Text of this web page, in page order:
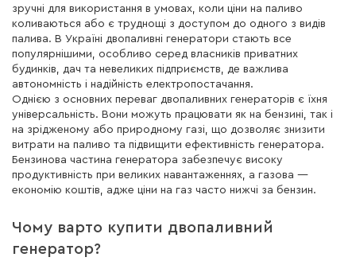
зручні для використання в умовах, коли ціни на паливо
коливаються або є труднощі з доступом до одного з видів
палива. В Україні двопаливні генератори стають все
популярнішими, особливо серед власників приватних
будинків, дач та невеликих підприємств, де важлива
автономність і надійність електропостачання.
Однією з основних переваг двопаливних генераторів є їхня
універсальність. Вони можуть працювати як на бензині, так і
на зрідженому або природному газі, що дозволяє знизити
витрати на паливо та підвищити ефективність генератора.
Бензинова частина генератора забезпечує високу
продуктивність при великих навантаженнях, а газова —
економію коштів, адже ціни на газ часто нижчі за бензин.
Чому варто купити двопаливний
генератор?